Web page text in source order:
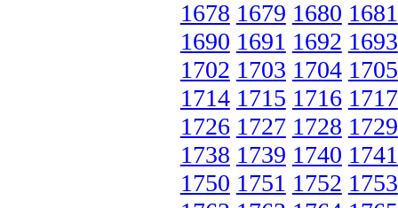
1678 1679 1680 1681
1690 1691 1692 1693
1702 1703 1704 1705
1714 1715 1716 1717
1726 1727 1728 1729
1738 1739 1740 1741
1750 1751 1752 1753